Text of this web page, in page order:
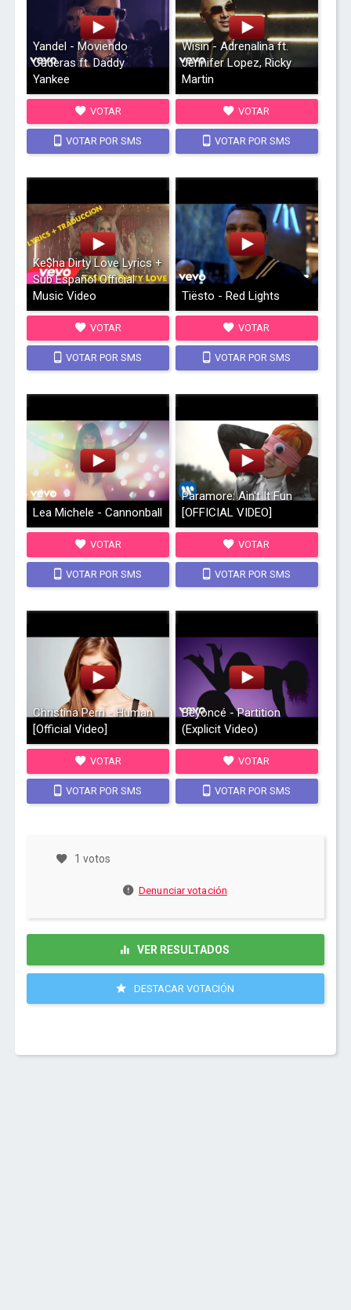
Yandel - Moviendo
Caderas ft. Daddy
Yankee
VOTAR
VOTAR POR SMS
Wisin - Adrenalina ft.
Jennifer Lopez, Ricky
Martin
VOTAR
VOTAR POR SMS
Ke$ha Dirty Love Lyrics +
Sub Español Official
Music Video
VOTAR
VOTAR POR SMS
Tiësto - Red Lights
VOTAR
VOTAR POR SMS
Lea Michele - Cannonball
VOTAR
VOTAR POR SMS
Paramore: Ain't It Fun
[OFFICIAL VIDEO]
VOTAR
VOTAR POR SMS
Christina Perri - Human
[Official Video]
VOTAR
VOTAR POR SMS
Beyoncé - Partition
(Explicit Video)
VOTAR
VOTAR POR SMS
1 votos
Denunciar votación
VER RESULTADOS
DESTACAR VOTACIÓN